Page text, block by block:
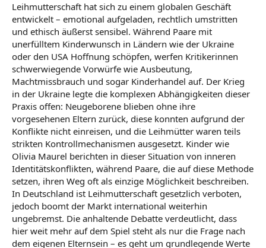
Leihmutterschaft hat sich zu einem globalen Geschäft
entwickelt – emotional aufgeladen, rechtlich umstritten
und ethisch äußerst sensibel. Während Paare mit
unerfülltem Kinderwunsch in Ländern wie der Ukraine
oder den USA Hoffnung schöpfen, werfen Kritikerinnen
schwerwiegende Vorwürfe wie Ausbeutung,
Machtmissbrauch und sogar Kinderhandel auf. Der Krieg
in der Ukraine legte die komplexen Abhängigkeiten dieser
Praxis offen: Neugeborene blieben ohne ihre
vorgesehenen Eltern zurück, diese konnten aufgrund der
Konflikte nicht einreisen, und die Leihmütter waren teils
strikten Kontrollmechanismen ausgesetzt. Kinder wie
Olivia Maurel berichten in dieser Situation von inneren
Identitätskonflikten, während Paare, die auf diese Methode
setzen, ihren Weg oft als einzige Möglichkeit beschreiben.
In Deutschland ist Leihmutterschaft gesetzlich verboten,
jedoch boomt der Markt international weiterhin
ungebremst. Die anhaltende Debatte verdeutlicht, dass
hier weit mehr auf dem Spiel steht als nur die Frage nach
dem eigenen Elternsein – es geht um grundlegende Werte